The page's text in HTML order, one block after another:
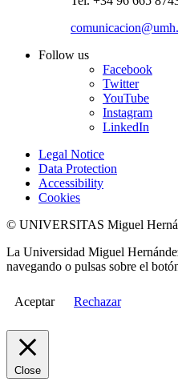
Follow us
Facebook
Twitter
YouTube
Instagram
LinkedIn
Legal Notice
Data Protection
Accessibility
Cookies
© UNIVERSITAS Miguel
La Universidad Miguel
navegando o pulsas sobre el
Aceptar Rechazar
Close